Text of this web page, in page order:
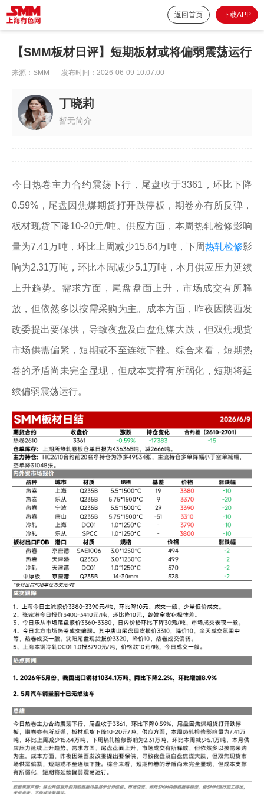
返回首页 下载APP
【SMM板材日评】短期板材或将偏弱震荡运行
来源： SMM 发布时间： 2026-06-09 10:07:00
丁晓莉
暂无简介
​今日热卷主力合约震荡下行，尾盘收于3361，环比下降
0.59%，尾盘因焦煤期货打开跌停板，期卷亦有所反弹，
板材现货下降10-20元/吨。供应方面，本周热轧检修影响
量为7.41万吨，环比上周减少15.64万吨，下周热轧检修影
响为2.31万吨，环比本周减少5.1万吨，本月供应压力延续
上升趋势。需求方面，尾盘盘面上升，市场成交有所释
放，但依然多以按需采购为主。成本方面，昨夜因陕西发
改委提出要保供，导致夜盘及白盘焦煤大跌，但双焦现货
市场供需偏紧，短期或不至连续下挫。综合来看，短期热
卷的矛盾尚未完全显现，但成本支撑有所弱化，短期将延
续偏弱震荡运行。